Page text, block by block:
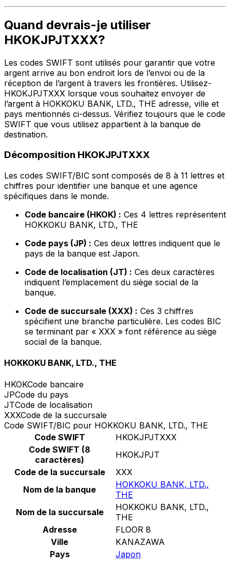
Quand devrais-je utiliser
HKOKJPJTXXX?
Les codes SWIFT sont utilisés pour garantir que votre
argent arrive au bon endroit lors de l’envoi ou de la
réception de l’argent à travers les frontières. Utilisez-
HKOKJPJTXXX lorsque vous souhaitez envoyer de
l’argent à HOKKOKU BANK, LTD., THE adresse, ville et
pays mentionnés ci-dessus. Vérifiez toujours que le code
SWIFT que vous utilisez appartient à la banque de
destination.
Décomposition HKOKJPJTXXX
Les codes SWIFT/BIC sont composés de 8 à 11 lettres et
chiffres pour identifier une banque et une agence
spécifiques dans le monde.
Code bancaire (HKOK) : Ces 4 lettres représentent
HOKKOKU BANK, LTD., THE
Code pays (JP) : Ces deux lettres indiquent que le
pays de la banque est Japon.
Code de localisation (JT) : Ces deux caractères
indiquent l’emplacement du siège social de la
banque.
Code de succursale (XXX) : Ces 3 chiffres
spécifient une branche particulière. Les codes BIC
se terminant par « XXX » font référence au siège
social de la banque.
HOKKOKU BANK, LTD., THE
HKOKCode bancaire
JPCode du pays
JTCode de localisation
XXXCode de la succursale
Code SWIFT/BIC pour HOKKOKU BANK, LTD., THE
Code SWIFT
HKOKJPJTXXX
Code SWIFT (8
caractères)
HKOKJPJT
Code de la succursale
XXX
Nom de la banque
HOKKOKU BANK, LTD.,
THE
Nom de la succursale
HOKKOKU BANK, LTD.,
THE
Adresse
FLOOR 8
Ville
KANAZAWA
Pays
Japon